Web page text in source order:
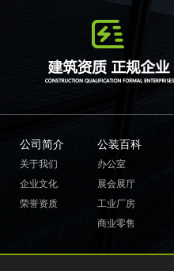
公司简介
关于我们
企业文化
荣誉资质
公装百科
办公室
展会展厅
工业厂房
商业零售